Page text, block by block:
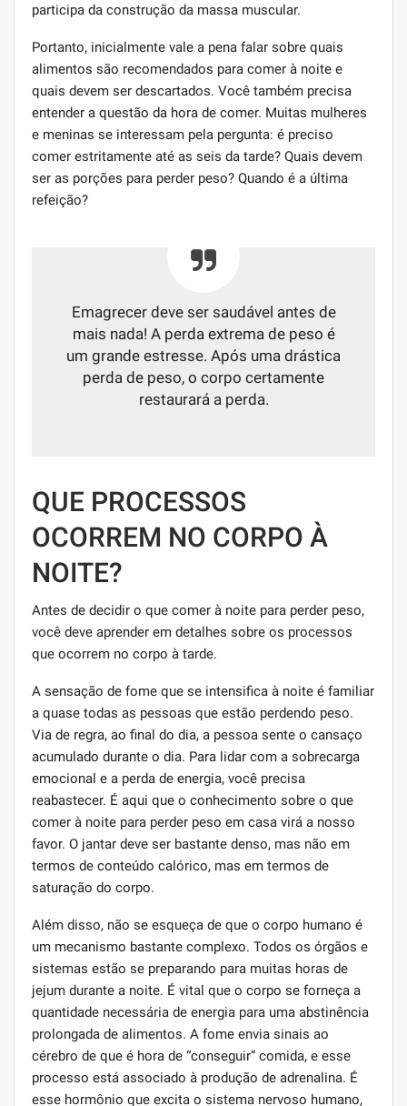
participa da construção da massa muscular.
Portanto, inicialmente vale a pena falar sobre quais
alimentos são recomendados para comer à noite e
quais devem ser descartados. Você também precisa
entender a questão da hora de comer. Muitas mulheres
e meninas se interessam pela pergunta: é preciso
comer estritamente até as seis da tarde? Quais devem
ser as porções para perder peso? Quando é a última
refeição?
Emagrecer deve ser saudável antes de
mais nada! A perda extrema de peso é
um grande estresse. Após uma drástica
perda de peso, o corpo certamente
restaurará a perda.
QUE PROCESSOS
OCORREM NO CORPO À
NOITE?
Antes de decidir o que comer à noite para perder peso,
você deve aprender em detalhes sobre os processos
que ocorrem no corpo à tarde.
A sensação de fome que se intensifica à noite é familiar
a quase todas as pessoas que estão perdendo peso.
Via de regra, ao final do dia, a pessoa sente o cansaço
acumulado durante o dia. Para lidar com a sobrecarga
emocional e a perda de energia, você precisa
reabastecer. É aqui que o conhecimento sobre o que
comer à noite para perder peso em casa virá a nosso
favor. O jantar deve ser bastante denso, mas não em
termos de conteúdo calórico, mas em termos de
saturação do corpo.
Além disso, não se esqueça de que o corpo humano é
um mecanismo bastante complexo. Todos os órgãos e
sistemas estão se preparando para muitas horas de
jejum durante a noite. É vital que o corpo se forneça a
quantidade necessária de energia para uma abstinência
prolongada de alimentos. A fome envia sinais ao
cérebro de que é hora de “conseguir” comida, e esse
processo está associado à produção de adrenalina. É
esse hormônio que excita o sistema nervoso humano,